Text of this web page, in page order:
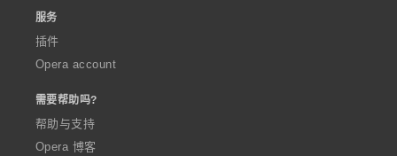
服务
插件
Opera account
需要帮助吗?
帮助与支持
Opera 博客